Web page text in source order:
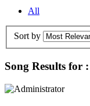
All
Sort by
Song Results for